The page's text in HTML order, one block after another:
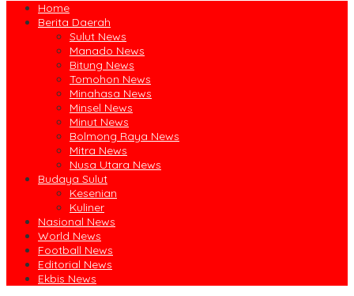
Home
Berita Daerah
Sulut News
Manado News
Bitung News
Tomohon News
Minahasa News
Minsel News
Minut News
Bolmong Raya News
Mitra News
Nusa Utara News
Budaya Sulut
Kesenian
Kuliner
Nasional News
World News
Football News
Editorial News
Ekbis News